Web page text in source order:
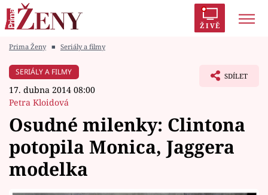
ŽIVĚ
Módní alarm
Témata
Celebrity
Prima Ženy ■ Seriály a filmy
SERIÁLY A FILMY
17. dubna 2014 08:00
Petra Kloidová
SDÍLET
Osudné milenky: Clintona
potopila Monica, Jaggera
modelka